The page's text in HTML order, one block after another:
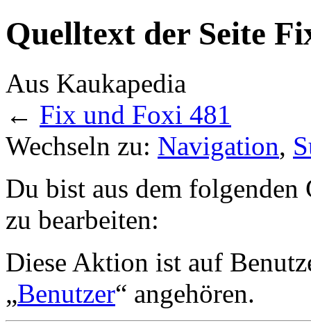
Quelltext der Seite
Aus Kaukapedia
← Fix und Foxi 481
Wechseln zu: Navigation,
Du bist aus dem
zu bearbeiten:
Diese Aktion ist auf
„Benutzer“ angehören.